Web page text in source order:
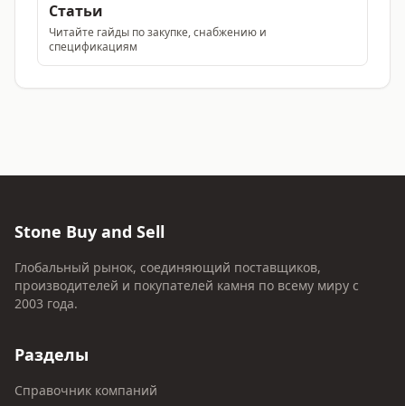
Статьи
Читайте гайды по закупке, снабжению и
спецификациям
Stone Buy and Sell
Глобальный рынок, соединяющий поставщиков,
производителей и покупателей камня по всему миру с
2003 года.
Разделы
Справочник компаний